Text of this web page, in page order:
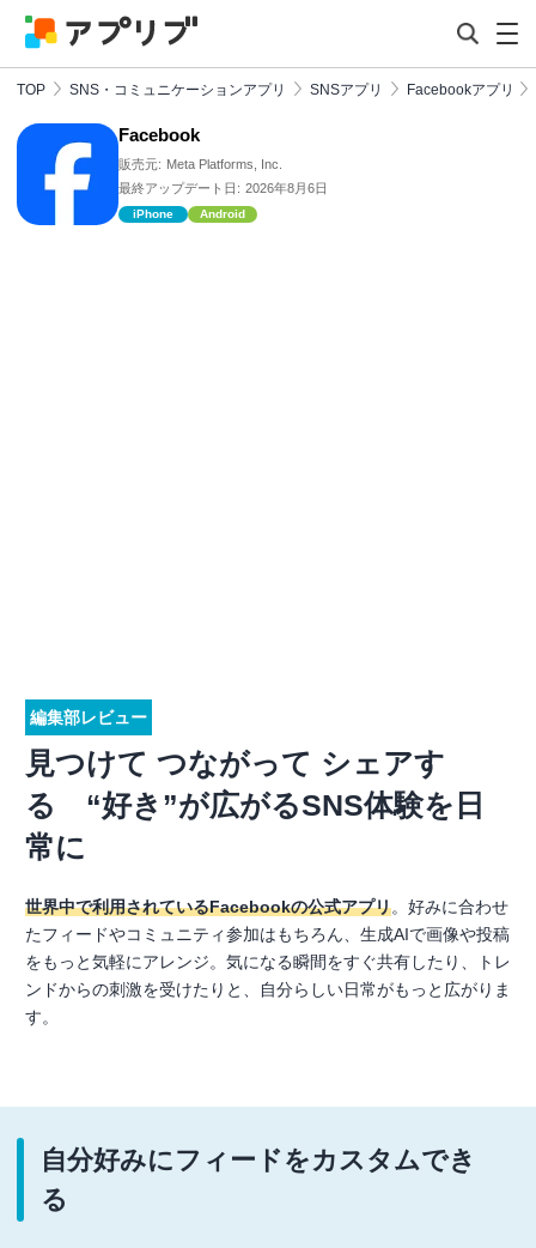
TOP SNS・コミュニケーションアプリ SNSアプリ Facebookアプリ
Facebook
販売元: Meta Platforms, Inc.
最終アップデート日: 2026年8月6日
iPhone Android
編集部レビュー
見つけて つながって シェアす
る “好き”が広がるSNS体験を日
常に
世界中で利用されているFacebookの公式アプリ。好みに合わせ
たフィードやコミュニティ参加はもちろん、生成AIで画像や投稿
をもっと気軽にアレンジ。気になる瞬間をすぐ共有したり、トレ
ンドからの刺激を受けたりと、自分らしい日常がもっと広がりま
す。
自分好みにフィードをカスタムでき
る